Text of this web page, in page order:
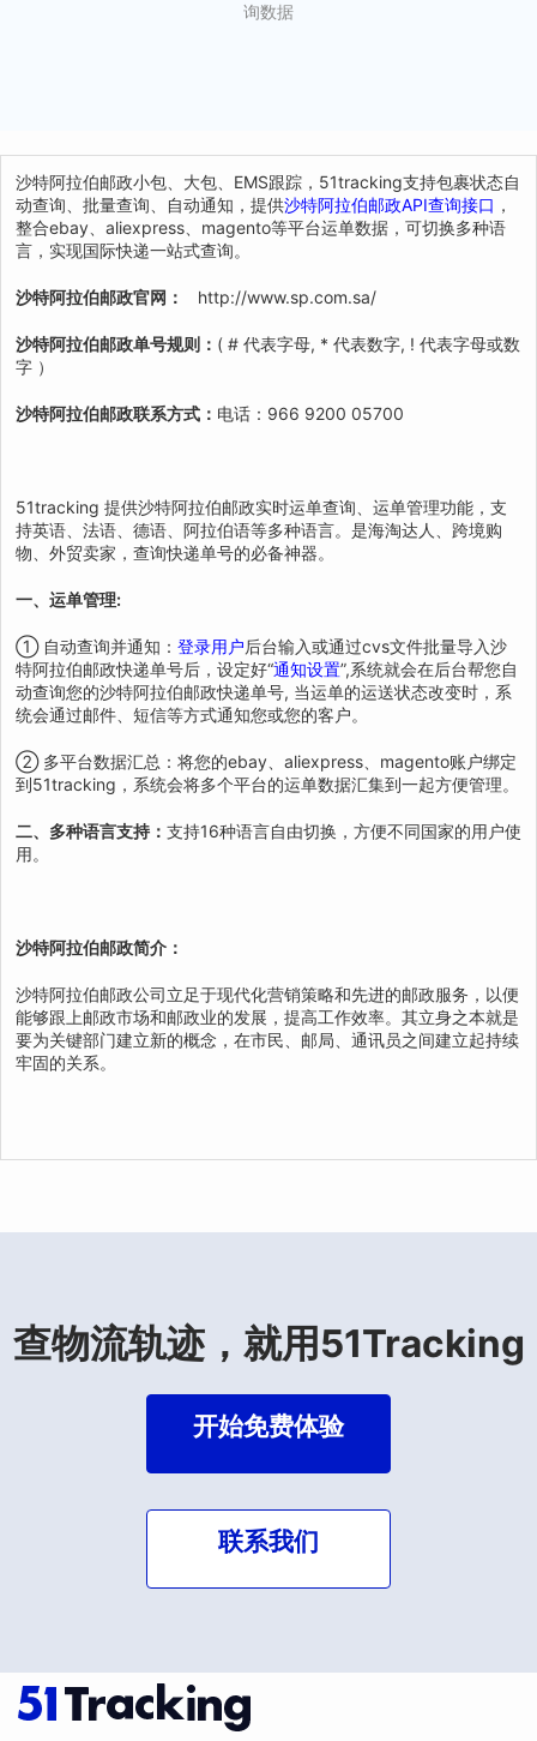
询数据
沙特阿拉伯邮政小包、大包、EMS跟踪，51tracking支持包裹状态自
动查询、批量查询、自动通知，提供沙特阿拉伯邮政API查询接口 ，
整合ebay、aliexpress、magento等平台运单数据，可切换多种语
言，实现国际快递一站式查询。
沙特阿拉伯邮政官网： http://www.sp.com.sa/
沙特阿拉伯邮政单号规则： ( # 代表字母, * 代表数字, ! 代表字母或数
字 ）
沙特阿拉伯邮政联系方式： 电话：966 9200 05700
51tracking 提供沙特阿拉伯邮政实时运单查询、运单管理功能，支
持英语、法语、德语、阿拉伯语等多种语言。是海淘达人、跨境购
物、外贸卖家，查询快递单号的必备神器。
一、运单管理:
① 自动查询并通知： 登录用户后台输入或通过cvs文件批量导入沙
特阿拉伯邮政快递单号后，设定好“通知设置”,系统就会在后台帮您自
动查询您的沙特阿拉伯邮政快递单号, 当运单的运送状态改变时，系
统会通过邮件、短信等方式通知您或您的客户。
② 多平台数据汇总：将您的ebay、aliexpress、magento账户绑定
到51tracking，系统会将多个平台的运单数据汇集到一起方便管理。
二、多种语言支持： 支持16种语言自由切换，方便不同国家的用户使
用。
沙特阿拉伯邮政简介：
沙特阿拉伯邮政公司立足于现代化营销策略和先进的邮政服务，以便
能够跟上邮政市场和邮政业的发展，提高工作效率。其立身之本就是
要为关键部门建立新的概念，在市民、邮局、通讯员之间建立起持续
牢固的关系。
查物流轨迹，就用51Tracking
开始免费体验
联系我们